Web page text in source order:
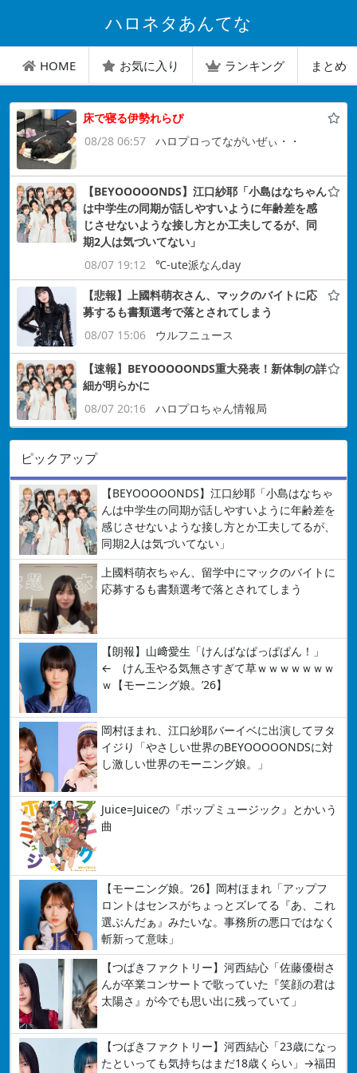
ハロネタあんてな
HOME お気に入り ランキング まとめ
床で寝る伊勢れらぴ
08/28 06:57
ハロプロってながいぜぃ・・
【BEYOOOOONDS】江口紗耶「小島はなちゃん
は中学生の同期が話しやすいように年齢差を感
じさせないような接し方とか工夫してるが、同
期2人は気づいてない」
08/07 19:12
℃-ute派なんday
【悲報】上國料萌衣さん、マックのバイトに応
募するも書類選考で落とされてしまう
08/07 15:06
ウルフニュース
【速報】BEYOOOOONDS重大発表！新体制の詳
細が明らかに
08/07 20:16
ハロプロちゃん情報局
ピックアップ
【BEYOOOOONDS】江口紗耶「小島はなちゃ
んは中学生の同期が話しやすいように年齢差を
感じさせないような接し方とか工夫してるが、
同期2人は気づいてない」
上國料萌衣ちゃん、留学中にマックのバイトに
応募するも書類選考で落とされてしまう
【朗報】山﨑愛生「けんぱなぱっぱぱん！」
← けん玉やる気無さすぎて草ｗｗｗｗｗｗｗ
ｗ【モーニング娘。’26】
岡村ほまれ、江口紗耶バーイベに出演してヲタ
イジり「やさしい世界のBEYOOOOONDSに対
し激しい世界のモーニング娘。」
Juice=Juiceの『ポップミュージック』とかいう
曲
【モーニング娘。’26】岡村ほまれ「アップフ
ロントはセンスがちょっとズレてる『あ、これ
選ぶんだぁ』みたいな。事務所の悪口ではなく
斬新って意味」
【つばきファクトリー】河西結心「佐藤優樹さ
んが卒業コンサートで歌っていた『笑顔の君は
太陽さ』が今でも思い出に残っていて」
【つばきファクトリー】河西結心「23歳になっ
たといっても気持ちはまだ18歳くらい」→福田